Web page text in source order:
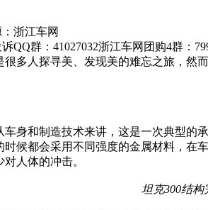
浙江车网
QQ群：41027032浙江车网团购4群：
多人探寻美、发现美的难忘之旅，然
身和制造技术来讲，这是一次典型的
候都会采用不同强度的金属材料，
人体的冲击。
坦克300结构